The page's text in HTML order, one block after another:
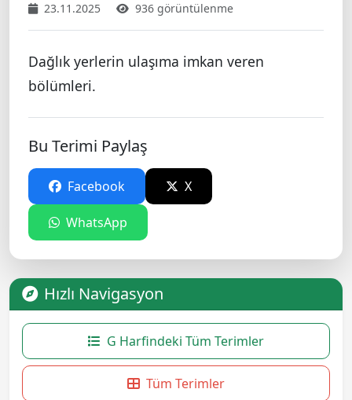
23.11.2025 936 görüntülenme
Dağlık yerlerin ulaşıma imkan veren
bölümleri.
Bu Terimi Paylaş
Facebook X
WhatsApp
Hızlı Navigasyon
G Harfindeki Tüm Terimler
Tüm Terimler